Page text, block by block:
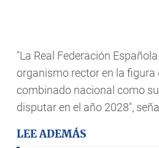
"La Real Federación
organismo rector en la figura
combinado nacional como
disputar en el año 2028",
LEE ADEMÁS